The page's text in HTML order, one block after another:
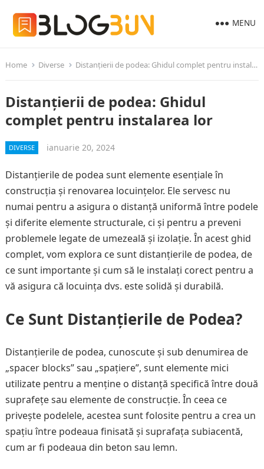
MENU
Home Diverse Distanțierii de podea: Ghidul complet pentru instalarea lor
Distanțierii de podea: Ghidul
complet pentru instalarea lor
DIVERSE ianuarie 20, 2024
Distanțierile de podea sunt elemente esențiale în
construcția și renovarea locuințelor. Ele servesc nu
numai pentru a asigura o distanță uniformă între podele
și diferite elemente structurale, ci și pentru a preveni
problemele legate de umezeală și izolație. În acest ghid
complet, vom explora ce sunt distanțierile de podea, de
ce sunt importante și cum să le instalați corect pentru a
vă asigura că locuința dvs. este solidă și durabilă.
Ce Sunt Distanțierile de Podea?
Distanțierile de podea, cunoscute și sub denumirea de
„spacer blocks” sau „spațiere”, sunt elemente mici
utilizate pentru a menține o distanță specifică între două
suprafețe sau elemente de construcție. În ceea ce
privește podelele, acestea sunt folosite pentru a crea un
spațiu între podeaua finisată și suprafața subiacentă,
cum ar fi podeaua din beton sau lemn.